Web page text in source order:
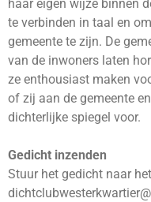
haar eigen wijze binnen
te verbinden in taal en
gemeente te zijn. De
van de inwoners laten
ze enthousiast maken
of zij aan de gemeente
dichterlijke spiegel voor.
Gedicht inzenden
Stuur het gedicht naar